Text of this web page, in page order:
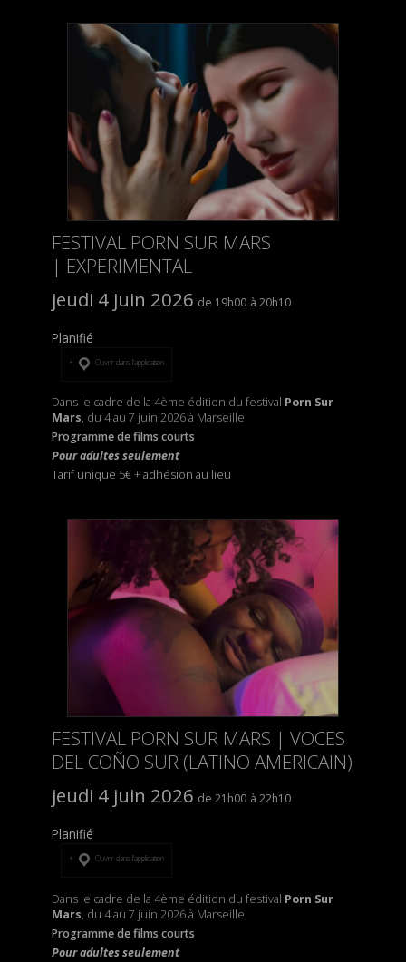
FESTIVAL PORN SUR MARS
| EXPERIMENTAL
jeudi 4 juin 2026
19h00 20h10
Planifié
Ouvrir dans l’application
Dans le cadre de la 4ème édition du festival Porn Sur
Mars, du 4 au 7 juin 2026 à Marseille
Programme de films courts
Pour adultes seulement
Tarif unique 5€+adhésion au lieu
FESTIVAL PORN SUR MARS | VOCES
DEL COÑO SUR (LATINO AMERICAIN)
jeudi 4 juin 2026
21h00 22h10
Planifié
Ouvrir dans l’application
Dans le cadre de la 4ème édition du festival Porn Sur
Mars, du 4 au 7 juin 2026 à Marseille
Programme de films courts
Pour adultes seulement